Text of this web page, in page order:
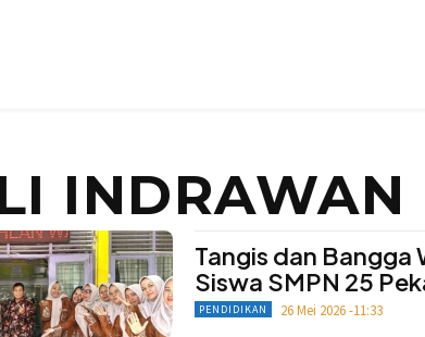
INDRAWAN
Tangis dan Bangga
Siswa SMPN 25
PENDIDIKAN 26 Mei 2026 -11:33